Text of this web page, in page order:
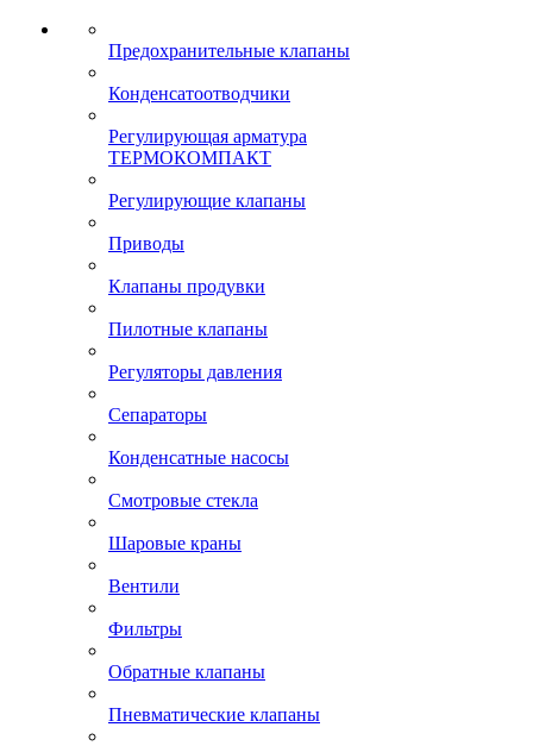
Предохранительные клапаны
Конденсатоотводчики
Регулирующая арматура
ТЕРМОКОМПАКТ
Регулирующие клапаны
Приводы
Клапаны продувки
Пилотные клапаны
Регуляторы давления
Сепараторы
Конденсатные насосы
Смотровые стекла
Шаровые краны
Вентили
Фильтры
Обратные клапаны
Пневматические клапаны